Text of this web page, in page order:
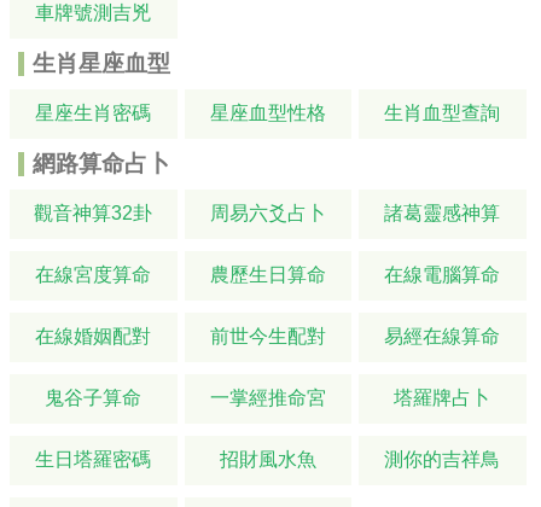
車牌號測吉兇
生肖星座血型
星座生肖密碼 星座血型性格 生肖血型查詢
網路算命占卜
觀音神算32卦 周易六爻占卜 諸葛靈感神算
在線宮度算命 農歷生日算命 在線電腦算命
在線婚姻配對 前世今生配對 易經在線算命
鬼谷子算命 一掌經推命宮 塔羅牌占卜
生日塔羅密碼 招財風水魚 測你的吉祥鳥